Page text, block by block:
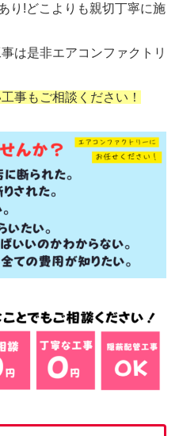
り!どこよりも親切丁寧に施
は是非エアコンファクトリ
事もご相談ください！